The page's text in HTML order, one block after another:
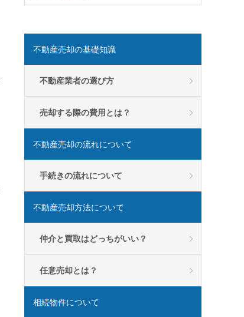
不動産売却の基礎知識
不動産業者の選び方
売却する際の費用とは？
不動産売却の流れについて
手続きの流れについて
不動産売却方法について
仲介と買取はどっちがいい？
任意売却とは？
相続物件について